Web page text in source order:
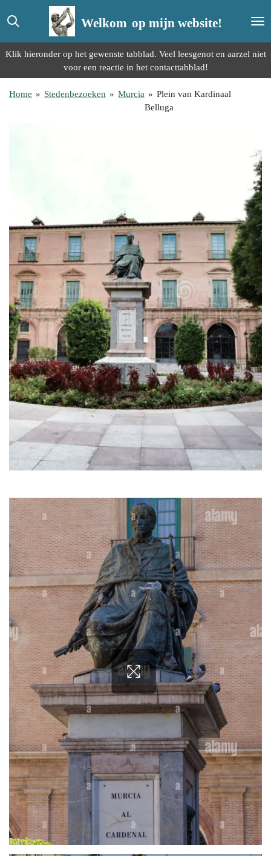
direct
de
Welkom op mijn website!
Klik hieronder op het gewenste tabblad. Veel leesgenot en aarzel niet
voor een reactie in het contacttabblad!
Home » Stedenbezoeken » Murcia » Plein van Kardinaal
Belluga